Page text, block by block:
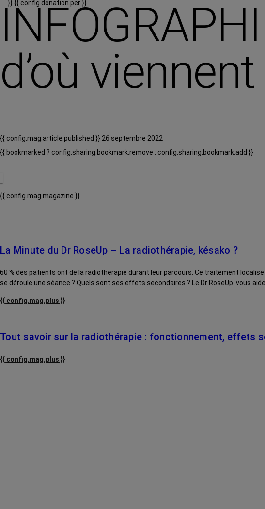
}}{{ config.donation.per }}
d’où
{{ config.mag.article.published }} 26 septembre 2022
{{ bookmarked ? config.sharing.bookmark.remove : config.sharing.bookmark.add }}
{{ config.mag.magazine }}
La Minute du Dr RoseUp – La radiothérapie, késako ?
60 % des patients ont de la radiothérapie durant leur parcours. Ce traitement
se déroule une séance ? Quels sont ses effets secondaires ? Le Dr RoseUp vous
{{ config.mag.plus }}
Tout savoir sur la radiothérapie : fonctionnement, effets
{{ config.mag.plus }}